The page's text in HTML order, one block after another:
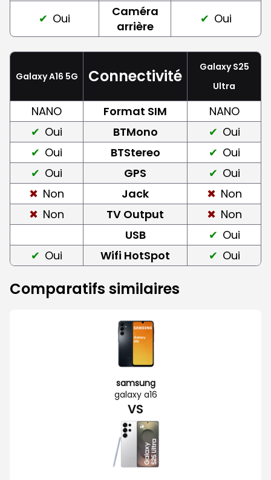
Oui
Caméra
arrière
Oui
Galaxy A16 5G Connectivité
Galaxy S25
Ultra
NANO Format SIM
NANO
Oui
BTMono
Oui
Oui
BTStereo
Oui
Oui
GPS
Oui
Non
Jack
Non
Non
TV Output
Non
USB
Oui
Oui
Wifi HotSpot Oui
Comparatifs similaires
samsung
galaxy a16
VS